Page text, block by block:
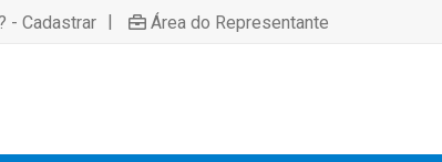
- Cadastrar | Área do Representante